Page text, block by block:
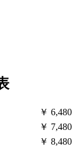
￥ 6,480
￥ 7,480
￥ 8,480